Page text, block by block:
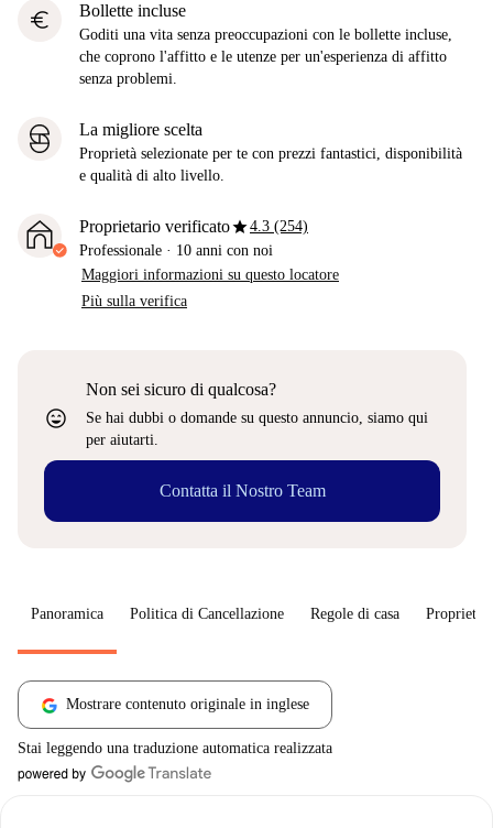
euro Bollette incluse
Goditi una vita senza preoccupazioni con le bollette incluse,
che coprono l'affitto e le utenze per un'esperienza di affitto
senza problemi.
La migliore scelta
Proprietà selezionate per te con prezzi fantastici, disponibilità
e qualità di alto livello.
Proprietario verificatostar4.3 (254)
Professionale · 10 anni con noi
Maggiori informazioni su questo locatore
Più sulla verifica
sentiment_very_satisfied
Non sei sicuro di qualcosa?
Se hai dubbi o domande su questo annuncio, siamo qui
per aiutarti.
Contatta il Nostro Team
Panoramica Politica di Cancellazione Regole di casa
Mostrare contenuto originale in inglese
Stai leggendo una traduzione automatica realizzata